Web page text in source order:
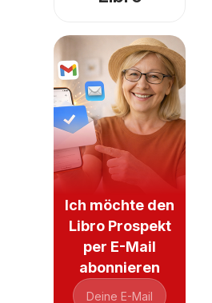
Ich möchte den
Libro Prospekt
per E-Mail
abonnieren